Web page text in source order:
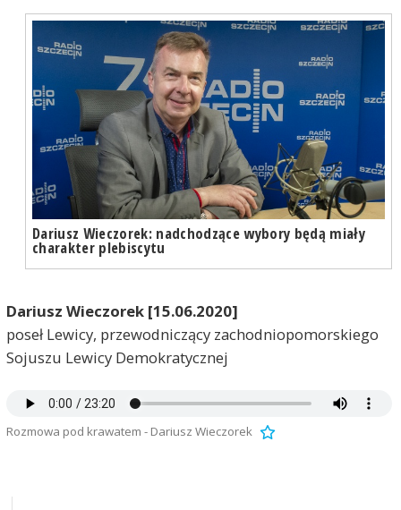
Dariusz Wieczorek: nadchodzące wybory będą miały
charakter plebiscytu
Dariusz Wieczorek [15.06.2020]
poseł Lewicy, przewodniczący zachodniopomorskiego
Sojuszu Lewicy Demokratycznej
Rozmowa pod krawatem - Dariusz Wieczorek